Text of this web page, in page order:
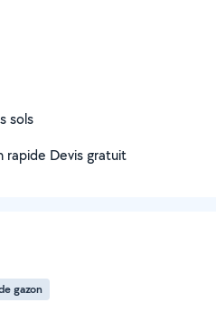
sols
rapide Devis gratuit
gazon